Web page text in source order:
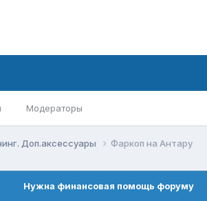
Модераторы
Доп.аксессуары Фаркоп на Антару
Нужна финансовая помощь форуму